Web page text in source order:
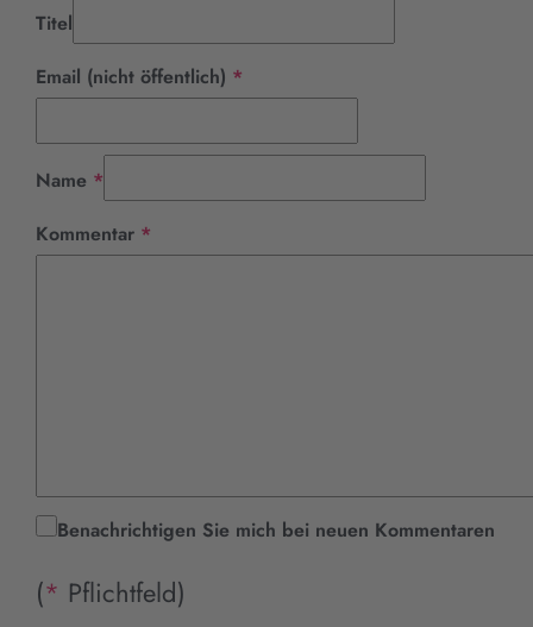
Titel
Email (nicht öffentlich) *
Name *
Kommentar *
Benachrichtigen Sie mich bei neuen Kommentaren
(* Pflichtfeld)